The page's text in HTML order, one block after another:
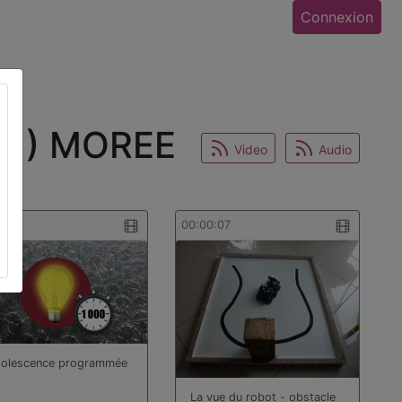
Connexion
MOREE Video Audio
programmée
00:00:07
La vue du robot - obstacle